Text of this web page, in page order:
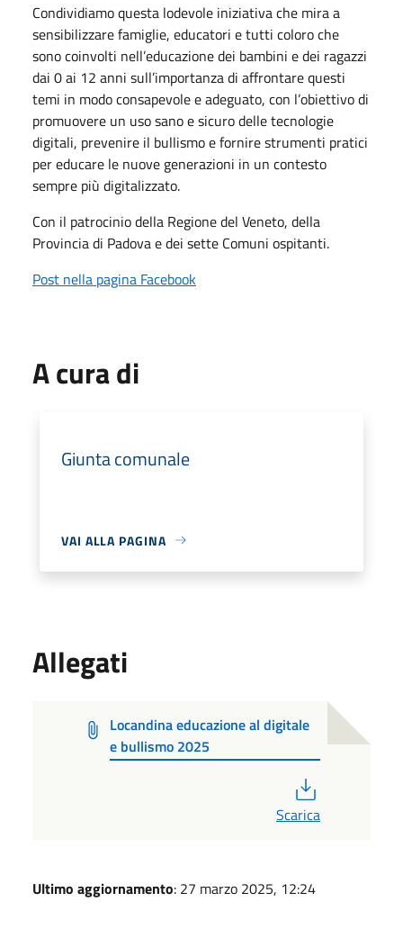
Condividiamo questa lodevole iniziativa che mira a
sensibilizzare famiglie, educatori e tutti coloro che
sono coinvolti nell’educazione dei bambini e dei ragazzi
dai 0 ai 12 anni sull’importanza di affrontare questi
temi in modo consapevole e adeguato, con l’obiettivo di
promuovere un uso sano e sicuro delle tecnologie
digitali, prevenire il bullismo e fornire strumenti pratici
per educare le nuove generazioni in un contesto
sempre più digitalizzato.
Con il patrocinio della Regione del Veneto, della
Provincia di Padova e dei sette Comuni ospitanti.
Post nella pagina Facebook
A cura di
Giunta comunale
VAI ALLA PAGINA
Allegati
Locandina educazione al digitale
e bullismo 2025
Scarica
Ultimo aggiornamento: 27 marzo 2025, 12:24